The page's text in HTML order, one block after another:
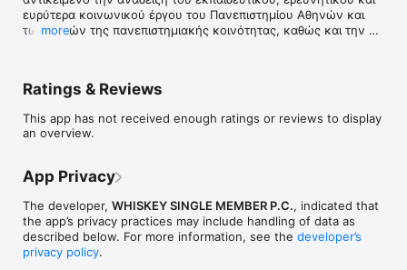
ευρύτερα κοινωνικού έργου του Πανεπιστημίου Αθηνών και
των μελών της πανεπιστημιακής κοινότητας, καθώς και την
Αθηνών (Ε.Κ.Π.Α.) με στόχο την ανάδειξη της ερευνητικής,
επιδραστικότερου Πανεπιστημίου της Ελλάδας.
Παρουσιάζονται πρωτοβουλίες και δράσεις του Ιδρύματος αλλά
Πανεπιστημιακής κοινότητας του Ε.Κ.Π.Α. Επιπλέον,
παρουσιάζονται θέματα για εκδηλώσεις, συνέδρια, ερευνητικά
πορίσματα, σημαντικές διακρίσεις μελών ΔΕΠ και φοιτητών,
κοινωνικές δράσεις, από όλες τις Σχολές και τα Τμήματα του
Πανεπιστημίου Αθηνών. Μέσα από τις ηλεκτρονικές σελίδες
του hub.uoa.gr η Πανεπιστημιακή κοινότητα και οι πολίτες
ενημερώνονται, εκλαϊκευμένα και συνοπτικά τόσο για
more
Ratings & Reviews
This app has not received enough ratings or reviews to display
an overview.
App Privacy
The developer, WHISKEY SINGLE MEMBER P.C., indicated that
the app’s privacy practices may include handling of data as
described below. For more information, see the developer’s
privacy policy.